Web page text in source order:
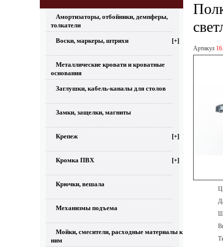
Амортизаторы, отбойники, демпферы,
толкатели
Воски, маркеры, штрихи [+]
Металлические кровати и кроватные
основания
Заглушки, кабель-каналы для столов
Замки, защелки, магниты
Крепеж [+]
Кромка ПВХ [+]
Крючки, вешала
Механизмы подъема
Мойки, смесители, расходные материалы к
ним
Артикул